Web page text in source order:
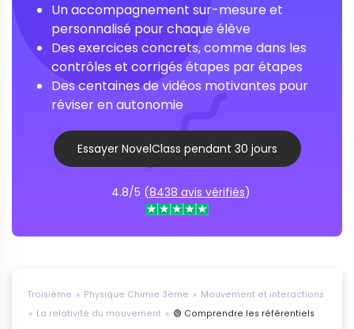
Un accompagnement sur-mesure et
personnalisé pour chaque élève
Des exercices concrets, comme dans les
contrôles et corrigés étapes par étapes
Des centaines de vidéos motivantes pour
réviser en autonomie
Essayer NovelClass pendant 30 jours
4.8/5 (8438 avis vérifiés)
Troisième Physique Chimie 3ème
Mouvement et interactions
La relativité du mouvement
🟢 Comprendre les référentiels